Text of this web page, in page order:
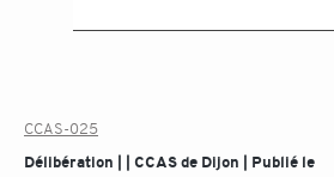
CCAS-025
Délibération | | CCAS de Dijon | Publié le